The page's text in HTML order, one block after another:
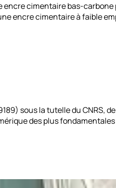
cimentaire bas-carbone
encre cimentaire à faible
sous la tutelle du CNRS,
des plus